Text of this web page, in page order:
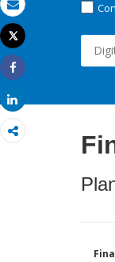
Email
Imprimir
Tweet
Share